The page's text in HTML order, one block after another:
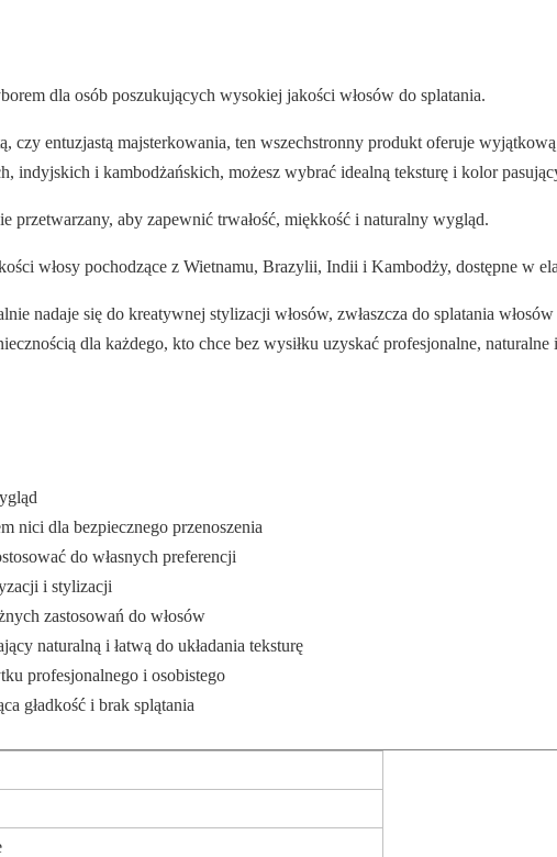
dla osób poszukujących wysokiej jakości włosów do splatania.
czy entuzjastą majsterkowania, ten wszechstronny produkt oferuje
indyjskich i kambodżańskich, możesz wybrać idealną teksturę i kolor
przetwarzany, aby zapewnić trwałość, miękkość i naturalny wygląd.
włosy pochodzące z Wietnamu, Brazylii, Indii i Kambodży, dostępne w
nadaje się do kreatywnej stylizacji włosów, zwłaszcza do splatania
dla każdego, kto chce bez wysiłku uzyskać profesjonalne,
nici dla bezpiecznego przenoszenia
do własnych preferencji
i stylizacji
zastosowań do włosów
naturalną i łatwą do układania teksturę
profesjonalnego i osobistego
gładkość i brak splątania